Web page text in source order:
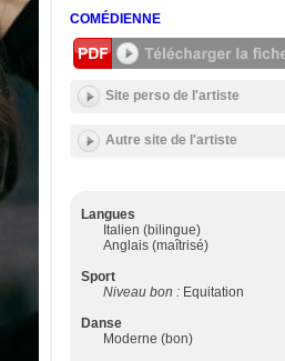
COMÉDIENNE
Site perso de l'artiste
Autre site de l'artiste
Langues
Italien (bilingue)
Anglais (maîtrisé)
Sport
Niveau bon : Equitation
Danse
Moderne (bon)